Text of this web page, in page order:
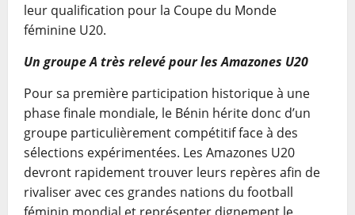
leur qualification pour la Coupe du Monde
féminine U20.
Un groupe A très relevé pour les Amazones U20
Pour sa première participation historique à une
phase finale mondiale, le Bénin hérite donc d’un
groupe particulièrement compétitif face à des
sélections expérimentées. Les Amazones U20
devront rapidement trouver leurs repères afin de
rivaliser avec ces grandes nations du football